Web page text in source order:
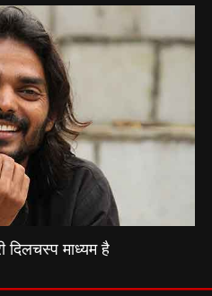
दिलचस्प माध्यम है